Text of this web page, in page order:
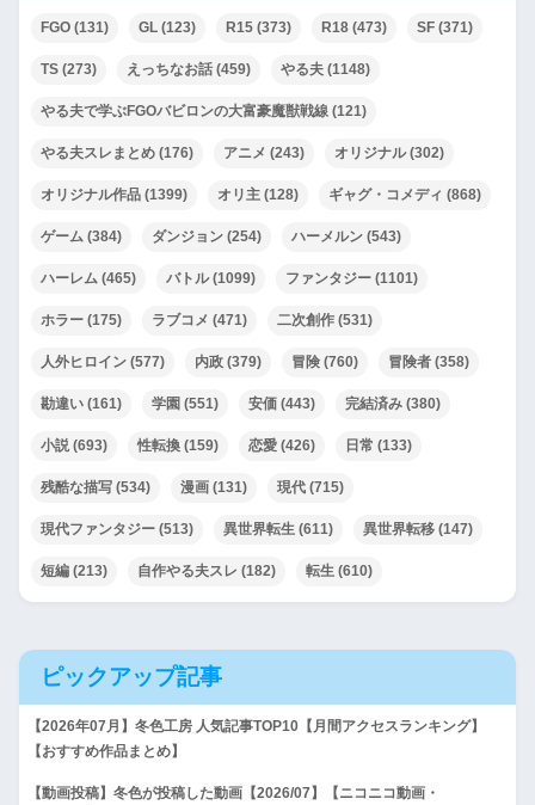
FGO (131) GL (123) R15 (373) R18 (473) SF (371)
TS (273) えっちなお話 (459) やる夫 (1148)
やる夫で学ぶFGOバビロンの大富豪魔獣戦線 (121)
やる夫スレまとめ (176) アニメ (243) オリジナル(302)
オリジナル作品 (1399) オリ主 (128) ギャグ・コメディ (868)
ゲーム (384) ダンジョン (254) ハーメルン (543)
ハーレム (465) バトル(1099) ファンタジー (1101)
ホラー (175) ラブコメ (471) 二次創作 (531)
人外ヒロイン (577) 内政 (379) 冒険 (760) 冒険者 (358)
勘違い (161) 学園 (551) 安価 (443) 完結済み (380)
小説(693) 性転換 (159) 恋愛 (426) 日常 (133)
残酷な描写 (534) 漫画 (131) 現代 (715)
現代ファンタジー (513) 異世界転生 (611) 異世界転移 (147)
短編 (213) 自作やる夫スレ (182) 転生 (610)
ピックアップ記事
【2026年07月】冬色工房 人気記事TOP10【月間アクセスランキング】
【おすすめ作品まとめ】
【動画投稿】冬色が投稿した動画【2026/07】【ニコニコ動画・